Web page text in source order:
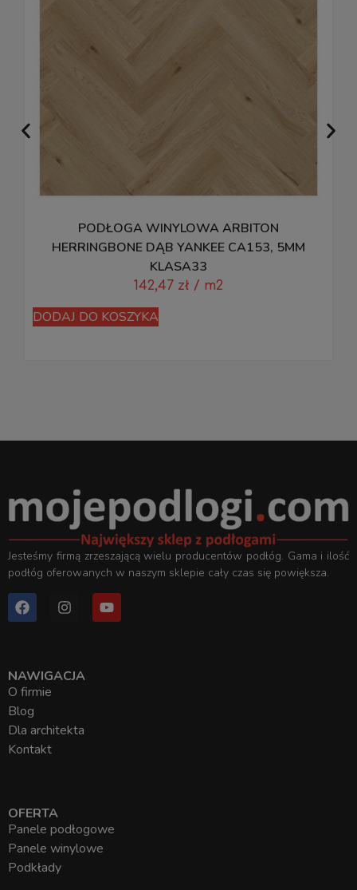
PODŁOGA WINYLOWA ARBITON
HERRINGBONE DĄB YANKEE CA153, 5MM
KLASA33
142,47 zł / m2
DODAJ DO KOSZYKA
Jesteśmy firmą zrzeszającą wielu producentów podłóg. Gama i ilość
podłóg oferowanych w naszym sklepie cały czas się powiększa.
NAWIGACJA
O firmie
Blog
Dla architekta
Kontakt
OFERTA
Panele podłogowe
Panele winylowe
Podkłady